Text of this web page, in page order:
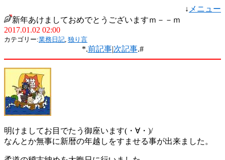
↓ メニュー
新年あけましておめでとうございますｍ－－ｍ
2017.01.02 02:00
カテゴリー:業務日記, 独り言
*.前記事|次記事.#
明けましてお目でたう御座います(・∀・)/
なんとか無事に新暦の年越しをすませる事が出来ました。